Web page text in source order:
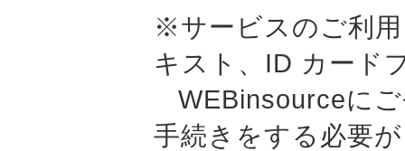
※サービスのご利
キスト、ID カード
WEBinsourceに
手続きをする必要